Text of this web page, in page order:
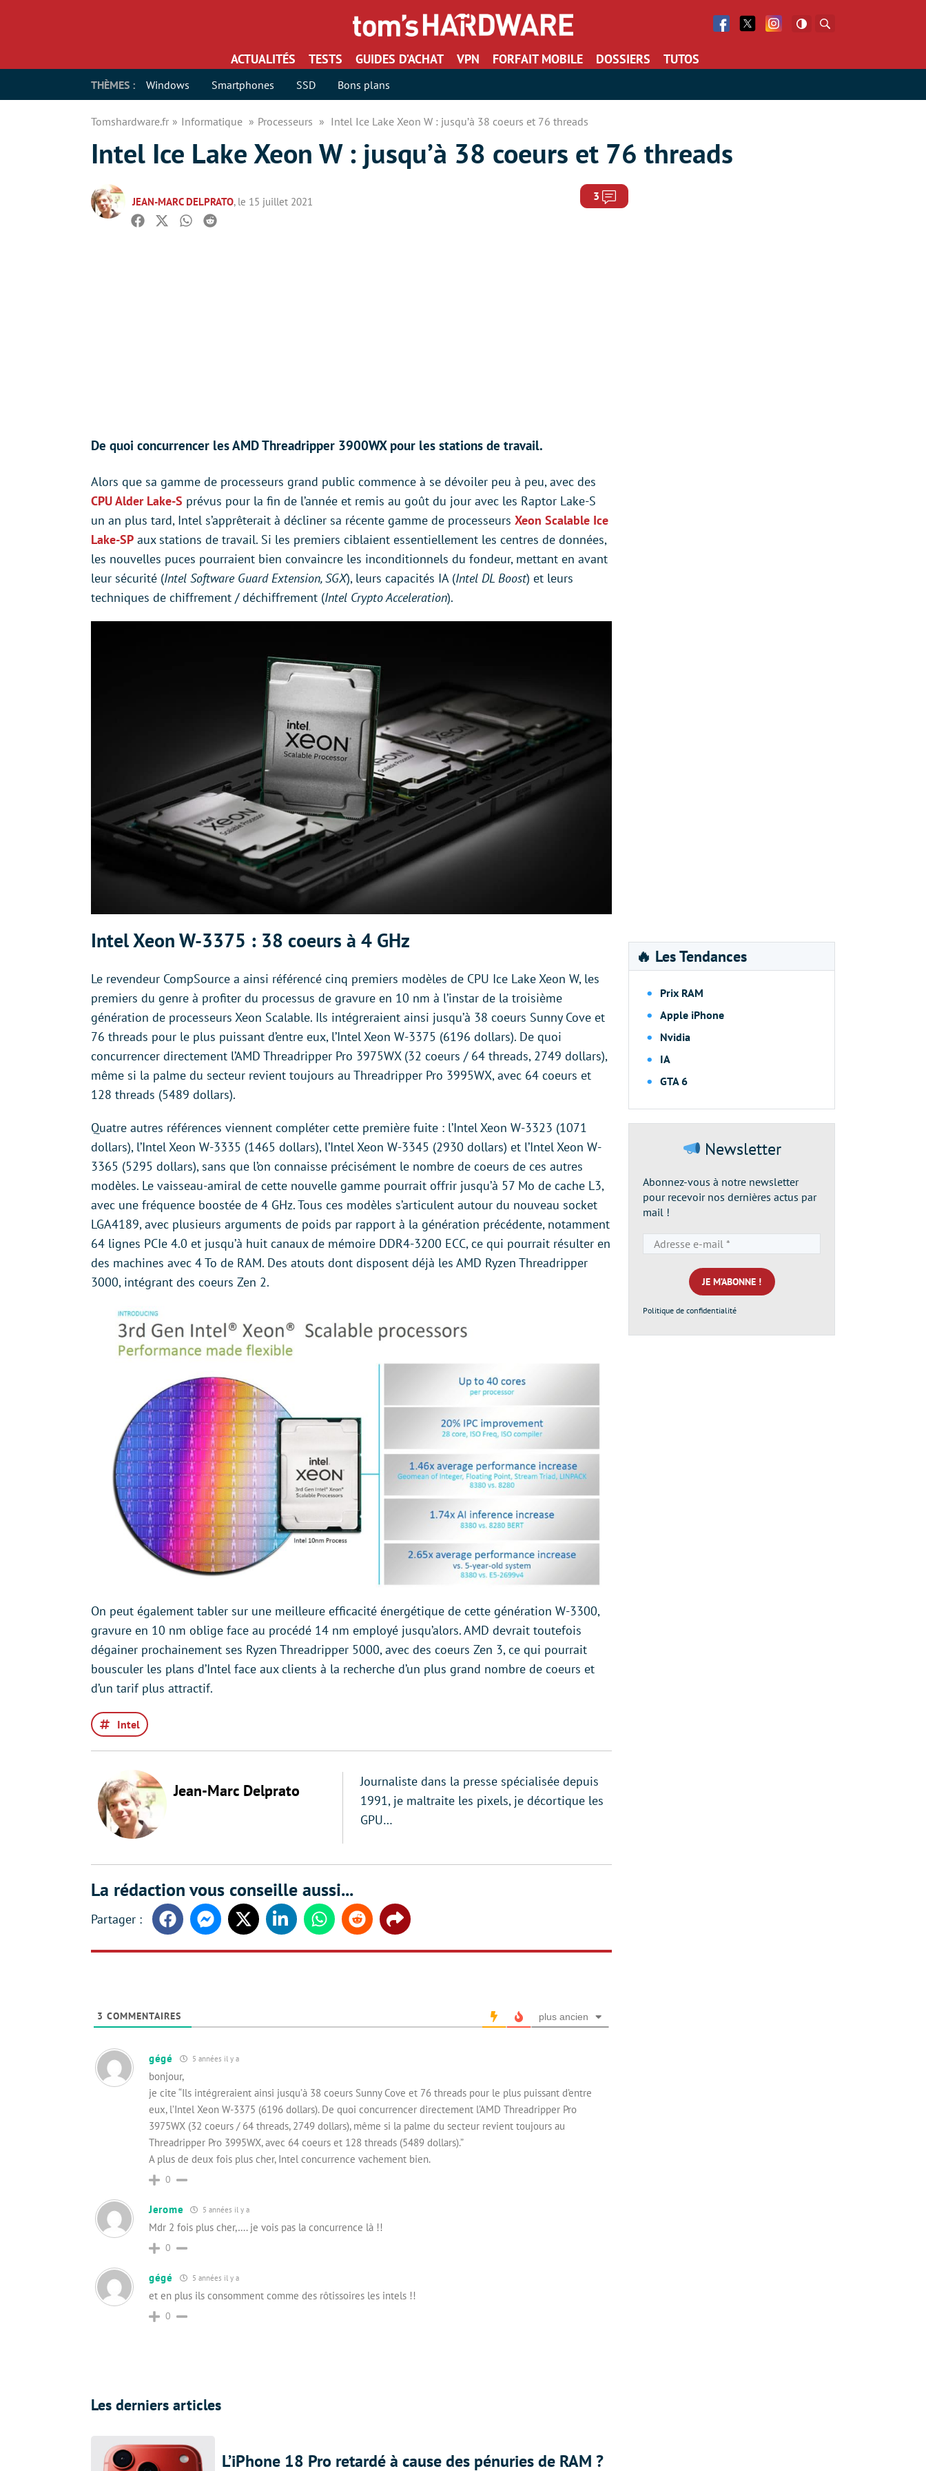
Facebook
Twitter Facebook
ACTUALITÉS TESTS GUIDES D’ACHAT VPN FORFAIT MOBILE DOSSIERS TUTOS
THÈMES : Windows Smartphones SSD Bons plans
Tomshardware.fr Informatique Processeurs Intel Ice Lake Xeon W : jusqu’à 38 coeurs et 76 threads
Intel Ice Lake Xeon W : jusqu’à 38 coeurs et 76 threads
JEAN-MARC DELPRATO, le 15 juillet 2021 3 Commentaires
Facebook
TwitterWhatsapp
Reddit
De quoi concurrencer les AMD Threadripper 3900WX pour les stations de travail.
Alors que sa gamme de processeurs grand public commence à se dévoiler peu à peu, avec des
CPU Alder Lake-S prévus pour la fin de l’année et remis au goût du jour avec les Raptor Lake-S
un an plus tard, Intel s’apprêterait à décliner sa récente gamme de processeurs Xeon Scalable Ice
Lake-SP aux stations de travail. Si les premiers ciblaient essentiellement les centres de données,
les nouvelles puces pourraient bien convaincre les inconditionnels du fondeur, mettant en avant
leur sécurité (Intel Software Guard Extension, SGX), leurs capacités IA (Intel DL Boost) et leurs
techniques de chiffrement / déchiffrement (Intel Crypto Acceleration).
Intel Xeon W-3375 : 38 coeurs à 4 GHz
Le revendeur CompSource a ainsi référencé cinq premiers modèles de CPU Ice Lake Xeon W, les
premiers du genre à profiter du processus de gravure en 10 nm à l’instar de la troisième
génération de processeurs Xeon Scalable. Ils intégreraient ainsi jusqu’à 38 coeurs Sunny Cove et
76 threads pour le plus puissant d’entre eux, l’Intel Xeon W-3375 (6196 dollars). De quoi
concurrencer directement l’AMD Threadripper Pro 3975WX (32 coeurs / 64 threads, 2749 dollars),
même si la palme du secteur revient toujours au Threadripper Pro 3995WX, avec 64 coeurs et
128 threads (5489 dollars).
Quatre autres références viennent compléter cette première fuite : l’Intel Xeon W-3323 (1071
dollars), l’Intel Xeon W-3335 (1465 dollars), l’Intel Xeon W-3345 (2930 dollars) et l’Intel Xeon W-
3365 (5295 dollars), sans que l’on connaisse précisément le nombre de coeurs de ces autres
modèles. Le vaisseau-amiral de cette nouvelle gamme pourrait offrir jusqu’à 57 Mo de cache L3,
avec une fréquence boostée de 4 GHz. Tous ces modèles s’articulent autour du nouveau socket
LGA4189, avec plusieurs arguments de poids par rapport à la génération précédente, notamment
64 lignes PCIe 4.0 et jusqu’à huit canaux de mémoire DDR4-3200 ECC, ce qui pourrait résulter en
des machines avec 4 To de RAM. Des atouts dont disposent déjà les AMD Ryzen Threadripper
3000, intégrant des coeurs Zen 2.
On peut également tabler sur une meilleure efficacité énergétique de cette génération W-3300,
gravure en 10 nm oblige face au procédé 14 nm employé jusqu’alors. AMD devrait toutefois
dégainer prochainement ses Ryzen Threadripper 5000, avec des coeurs Zen 3, ce qui pourrait
bousculer les plans d’Intel face aux clients à la recherche d’un plus grand nombre de coeurs et
d’un tarif plus attractif.
Intel
Jean-Marc Delprato
Journaliste dans la presse spécialisée depuis
1991, je maltraite les pixels, je décortique les
GPU…
La rédaction vous conseille aussi...
FacebookMessengerTwitter LinkedinWhatsappReddit Share
3 COMMENTAIRES plus ancien
gégé 5 années il y a
bonjour,
je cite “Ils intégreraient ainsi jusqu’à 38 coeurs Sunny Cove et 76 threads pour le plus puissant d’entre
eux, l’Intel Xeon W-3375 (6196 dollars). De quoi concurrencer directement l’AMD Threadripper Pro
3975WX (32 coeurs / 64 threads, 2749 dollars), même si la palme du secteur revient toujours au
Threadripper Pro 3995WX, avec 64 coeurs et 128 threads (5489 dollars).”
A plus de deux fois plus cher, Intel concurrence vachement bien.
0
Jerome 5 années il y a
Mdr 2 fois plus cher,…. je vois pas la concurrence là !!
0
gégé 5 années il y a
et en plus ils consomment comme des rôtissoires les intels !!
0
Les derniers articles
L’iPhone 18 Pro retardé à cause des pénuries de RAM ?
🔥 Les Tendances
Prix RAM
Apple iPhone
Nvidia
IA
GTA 6
Newsletter
Abonnez-vous à notre newsletter
pour recevoir nos dernières actus par
mail !
e-
mail
*
Politique de confidentialité